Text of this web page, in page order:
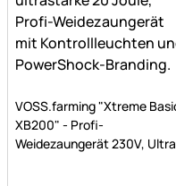
Noch keine
VOSS.farming "Xtreme
XB200" - Profi-
Weidezaungerät 230V, Ultra